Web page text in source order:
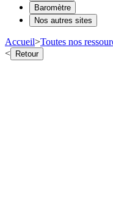
Baromètre
Nos autres sites
Accueil>Toutes nos
< Retour